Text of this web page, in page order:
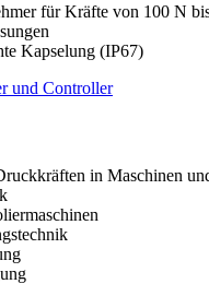
für Kräfte von 100 N
Kapselung (IP67)
und Controller
in Maschinen